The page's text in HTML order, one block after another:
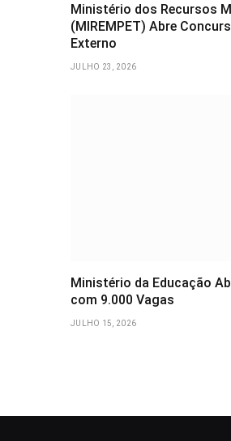
Ministério dos Recursos
(MIREMPET) Abre
Externo
JULHO 23, 2026
Ministério da Educação
com 9.000 Vagas
JULHO 15, 2026